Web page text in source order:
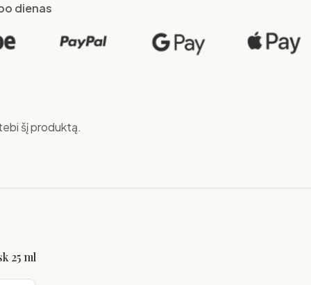
dienas
šį produktą.
25 ml